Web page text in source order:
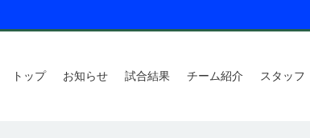
トップ お知らせ 試合結果 チーム紹介 スタッフ